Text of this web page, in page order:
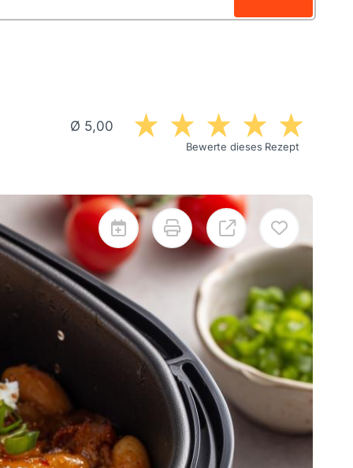
Ø 5,00
Bewerte dieses Rezept